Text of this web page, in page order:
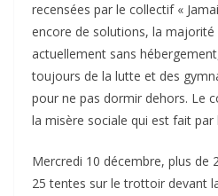
recensées par le collectif «
encore de solutions, la
actuellement sans
toujours de la lutte et des
pour ne pas dormir dehors. Le
la misère sociale qui est fait par
Mercredi 10 décembre, plus de
25 tentes sur le trottoir devant